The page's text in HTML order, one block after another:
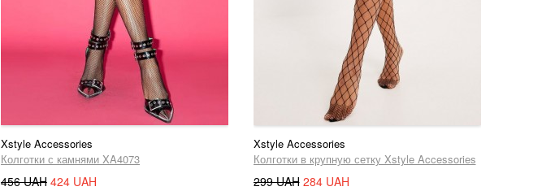
Xstyle Accessories
Колготки с камнями XA4073
456 UAH 424 UAH
Xstyle Accessories
Колготки в крупную сетку Xstyle Accessories
299 UAH 284 UAH